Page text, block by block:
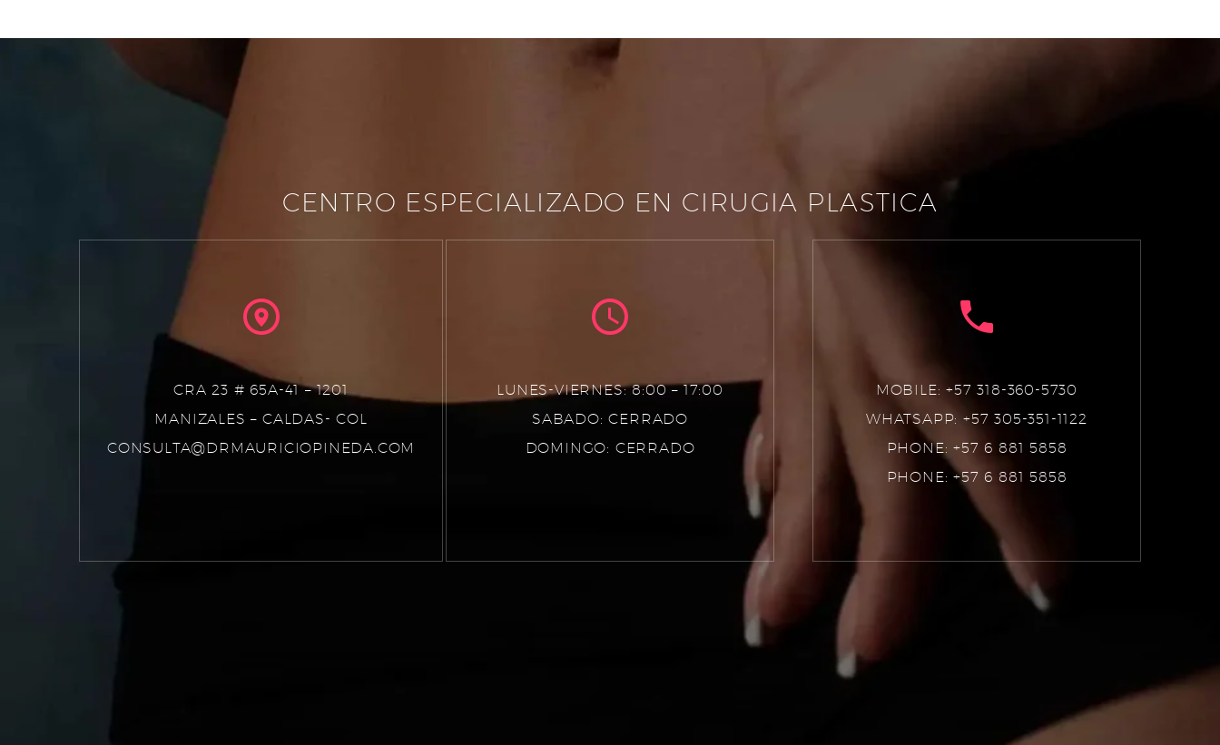
CENTRO ESPECIALIZADO EN CIRUGIA PLASTICA
CRA 23 # 65A-41 – 1201
MANIZALES – CALDAS- COL
CONSULTA@DRMAURICIOPINEDA.COM
LUNES-VIERNES: 8:00 – 17:00
SABADO: CERRADO
DOMINGO: CERRADO
MOBILE: +57 318-360-5730
WHATSAPP: +57 305-351-1122
PHONE: +57 6 881 5858
PHONE: +57 6 881 5858